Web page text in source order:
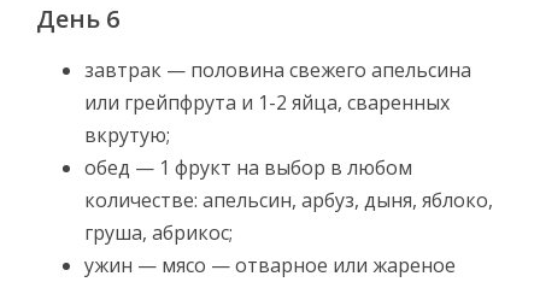
День 6
завтрак — половина свежего апельсина
или грейпфрута и 1-2 яйца, сваренных
вкрутую;
обед — 1 фрукт на выбор в любом
количестве: апельсин, арбуз, дыня, яблоко,
груша, абрикос;
ужин — мясо — отварное или жареное